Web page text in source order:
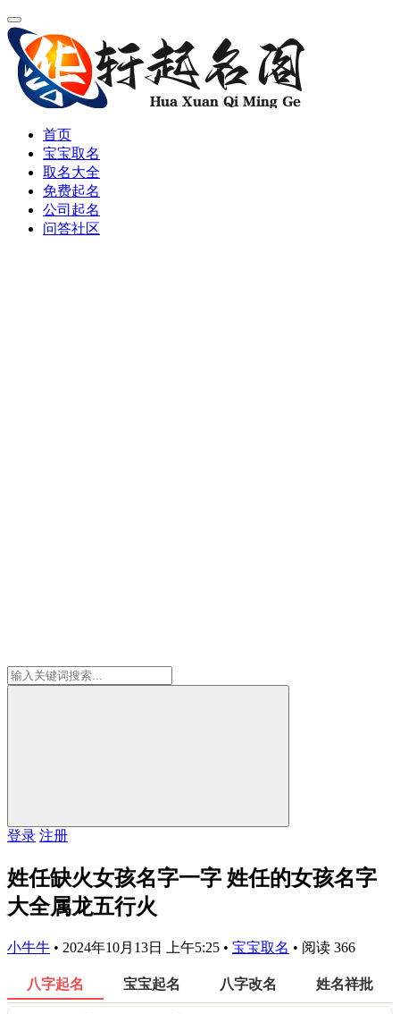
首页
宝宝取名
取名大全
免费起名
公司起名
问答社区
登录 注册
姓任缺火女孩名字一字 姓任的女孩名字
大全属龙五行火
小牛牛 • 2024年10月13日 上午5:25 • 宝宝取名 • 阅读 366
八字起名 宝宝起名 八字改名 姓名祥批